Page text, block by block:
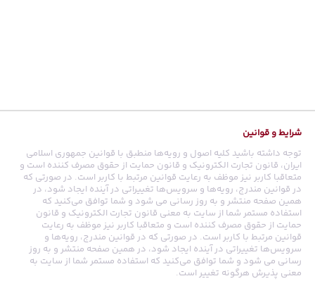
شرایط و قوانین
توجه داشته باشید کلیه اصول و رویه‏‌ها منطبق با قوانین جمهوری اسلامی
ایران، قانون تجارت الکترونیک و قانون حمایت از حقوق مصرف کننده است و
متعاقبا کاربر نیز موظف به رعایت قوانین مرتبط با کاربر است. در صورتی که
در قوانین مندرج، رویه‏‌ها و سرویس‏‌ها تغییراتی در آینده ایجاد شود، در
همین صفحه منتشر و به روز رسانی می شود و شما توافق می‏‌کنید که
استفاده مستمر شما از سایت به معنی قانون تجارت الکترونیک و قانون
حمایت از حقوق مصرف کننده است و متعاقبا کاربر نیز موظف به رعایت
قوانین مرتبط با کاربر است. در صورتی که در قوانین مندرج، رویه‏‌ها و
سرویس‏‌ها تغییراتی در آینده ایجاد شود، در همین صفحه منتشر و به روز
رسانی می شود و شما توافق می‏‌کنید که استفاده مستمر شما از سایت به
معنی پذیرش هرگونه تغییر است.